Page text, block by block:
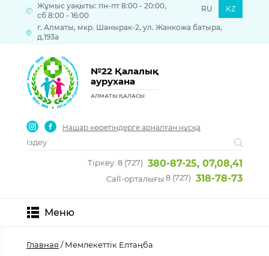
г. Алматы, мкр. Шанырак-2, ул. Жанкожа батыра,
д.193а
Жұмыс уақыты: пн-пт 8:00 - 20:00,
сб 8:00 - 16:00
RU KZ
№22 Қалалық
аурухана
АЛМАТЫ ҚАЛАСЫ
Нашар көретіндерге арналған нұсқа
Тіркеу: 8 (727) 380-87-25, 07,08,41
Call-орталығы:8 (727) 318-78-73
Меню
Главная / Мемлекеттік Елтаңба